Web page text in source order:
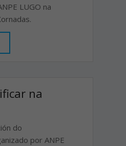
LUGO na
na
do
por ANPE